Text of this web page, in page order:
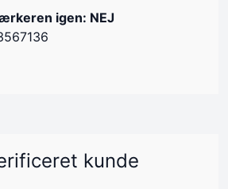
igen: NEJ
kunde